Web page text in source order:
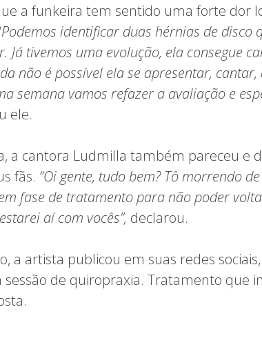
a funkeira tem sentido uma forte dor
Podemos identificar duas hérnias de disco
Já tivemos uma evolução, ela consegue
não é possível ela se apresentar, cantar,
semana vamos refazer a avaliação e
ele.
a cantora Ludmilla também pareceu e
fãs. “Oi gente, tudo bem? Tô morrendo
fase de tratamento para não poder
aí com vocês”, declarou.
a artista publicou em suas redes
de quiropraxia. Tratamento que